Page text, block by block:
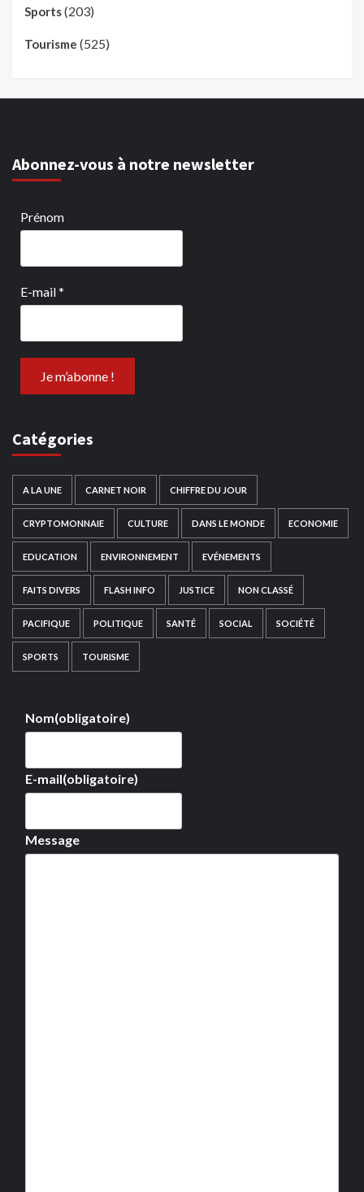
Sports(203)
Tourisme (525)
Abonnez-vous à notre newsletter
Prénom
E-mail*
Catégories
A LA UNE CARNET NOIR CHIFFRE DU JOUR
CRYPTOMONNAIE CULTURE DANS LE MONDE ECONOMIE
EDUCATION ENVIRONNEMENT EVÉNEMENTS
FAITS DIVERS FLASH INFO JUSTICE NON CLASSÉ
PACIFIQUE POLITIQUE SANTÉ SOCIAL SOCIÉTÉ
SPORTS TOURISME
Nom(obligatoire)
E-mail(obligatoire)
Message